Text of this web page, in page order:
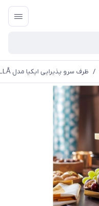
/ ظرف سرو پذیرایی ایکیا مدل GOKVÄLLÅ